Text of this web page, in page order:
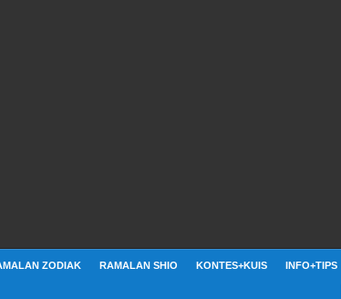
ZODIAK RAMALAN SHIO KONTES+KUIS INFO+TIPS